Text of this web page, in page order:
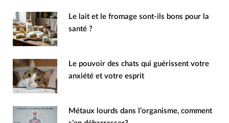
Le lait et le fromage sont-ils bons pour la
santé ?
Le pouvoir des chats qui guérissent votre
anxiété et votre esprit
Métaux lourds dans l’organisme, comment